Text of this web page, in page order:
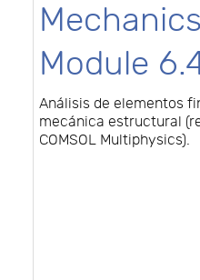
Mechanics
Module
Análisis de elementos
mecánica estructural
COMSOL Multiphysics).